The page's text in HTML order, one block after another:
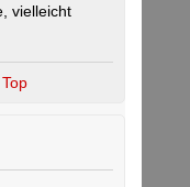
vielleicht